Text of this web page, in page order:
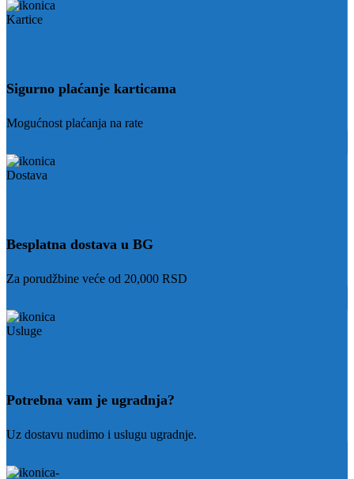
Sigurno plaćanje karticama
Mogućnost plaćanja na rate
Besplatna dostava u BG
Za porudžbine veće od 20,000 RSD
Potrebna vam je ugradnja?
Uz dostavu nudimo i uslugu ugradnje.